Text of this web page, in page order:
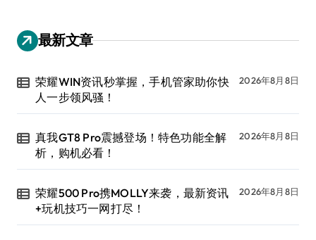
最新文章
荣耀WIN资讯秒掌握，手机管家助你快
人一步领风骚！
2026年8月8日
真我GT8 Pro震撼登场！特色功能全解
析，购机必看！
2026年8月8日
荣耀500 Pro携MOLLY来袭，最新资讯
+玩机技巧一网打尽！
2026年8月8日